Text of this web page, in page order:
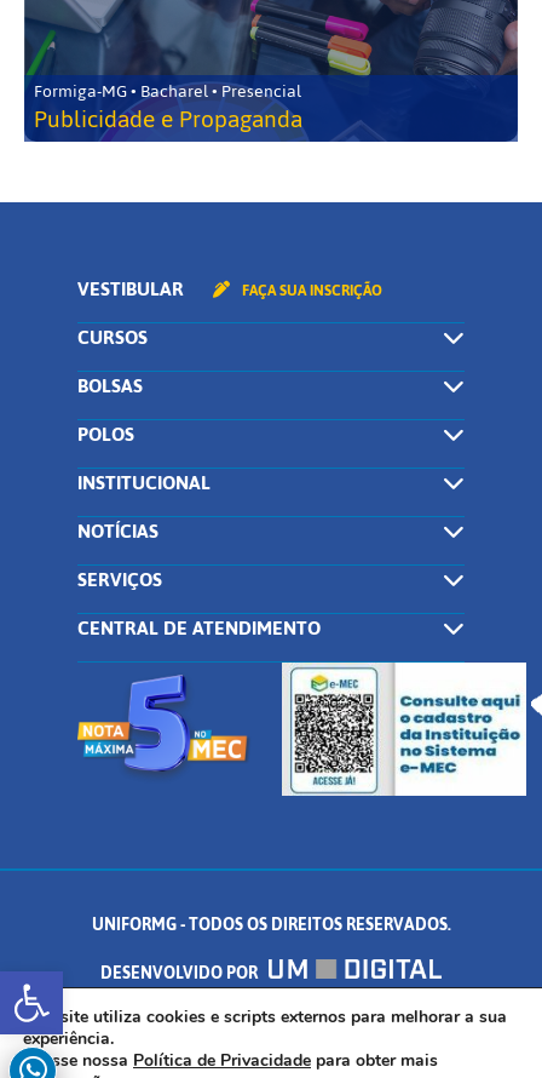
Abrir a barra de ferramentas
Formiga-MG • Bacharel • Presencial
Publicidade e Propaganda
VESTIBULAR FAÇA SUA INSCRIÇÃO
CURSOS
BOLSAS
POLOS
INSTITUCIONAL
NOTÍCIAS
SERVIÇOS
CENTRAL DE ATENDIMENTO
UNIFORMG - TODOS OS DIREITOS RESERVADOS.
DESENVOLVIDO POR
AV. DR. ARNALDO DE SENNA, 328 - PALMEIRAS, FORMIGA/MG - CEP:
35.574.530
Este site utiliza cookies e scripts externos para melhorar a sua
experiência.
Acesse nossa Política de Privacidade para obter mais